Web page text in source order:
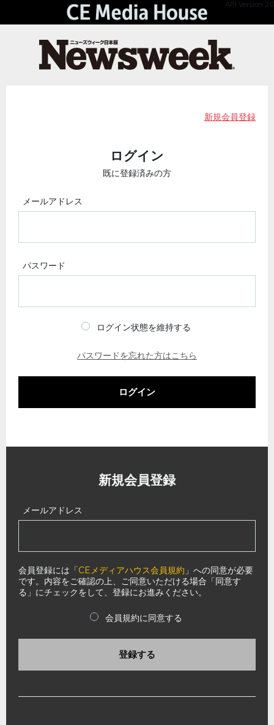
API Version 2.0
新規会員登録
ログイン
既に登録済みの方
メールアドレス
パスワード
ログイン状態を維持する
パスワードを忘れた方はこちら
ログイン
新規会員登録
メールアドレス
会員登録には「CEメディアハウス会員規約 」への同意が必要
です。内容をご確認の上、ご同意いただける場合「同意す
る」にチェックをして、登録にお進みください。
会員規約に同意する
登録する